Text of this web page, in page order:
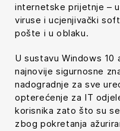
internetske prijetnje –
viruse i ucjenjivački
pošte i u oblaku.
U sustavu Windows 10
najnovije sigurnosne
nadogradnje za sve
opterećenje za IT
korisnika zato što su
zbog pokretanja